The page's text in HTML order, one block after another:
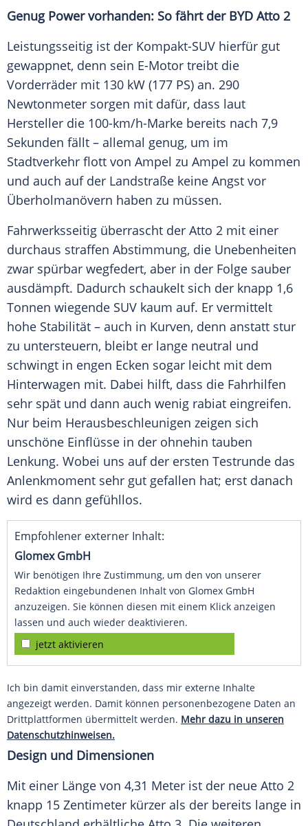
Genug Power vorhanden: So fährt der BYD Atto 2
Leistungsseitig ist der Kompakt-SUV hierfür gut
gewappnet, denn sein E-Motor treibt die
Vorderräder mit 130 kW (177 PS) an. 290
Newtonmeter sorgen mit dafür, dass laut
Hersteller die 100-km/h-Marke bereits nach 7,9
Sekunden fällt – allemal genug, um im
Stadtverkehr flott von Ampel zu Ampel zu kommen
und auch auf der Landstraße keine Angst vor
Überholmanövern haben zu müssen.
Fahrwerksseitig überrascht der Atto 2 mit einer
durchaus straffen Abstimmung, die Unebenheiten
zwar spürbar wegfedert, aber in der Folge sauber
ausdämpft. Dadurch schaukelt sich der knapp 1,6
Tonnen wiegende SUV kaum auf. Er vermittelt
hohe Stabilität – auch in Kurven, denn anstatt stur
zu untersteuern, bleibt er lange neutral und
schwingt in engen Ecken sogar leicht mit dem
Hinterwagen mit. Dabei hilft, dass die Fahrhilfen
sehr spät und dann auch wenig rabiat eingreifen.
Nur beim Herausbeschleunigen zeigen sich
unschöne Einflüsse in der ohnehin tauben
Lenkung. Wobei uns auf der ersten Testrunde das
Anlenkmoment sehr gut gefallen hat; erst danach
wird es dann gefühllos.
Empfohlener externer Inhalt:
Glomex GmbH
Wir benötigen Ihre Zustimmung, um den von unserer
Redaktion eingebundenen Inhalt von Glomex GmbH
anzuzeigen. Sie können diesen mit einem Klick anzeigen
lassen und auch wieder deaktivieren.
jetzt aktivieren
Ich bin damit einverstanden, dass mir externe Inhalte
angezeigt werden. Damit können personenbezogene Daten an
Drittplattformen übermittelt werden. Mehr dazu in unseren
Datenschutzhinweisen.
Design und Dimensionen
Mit einer Länge von 4,31 Meter ist der neue Atto 2
knapp 15 Zentimeter kürzer als der bereits lange in